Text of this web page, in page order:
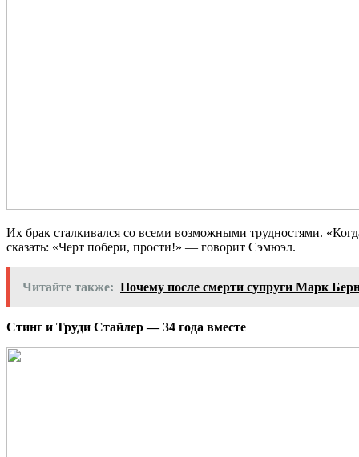
Их брак сталкивался со всеми возможными трудностями.
сказать: «Черт побери, прости!» — говорит Сэмюэл.
Читайте также: Почему после смерти супруги Марк
Стинг и Труди Стайлер — 34 года вместе